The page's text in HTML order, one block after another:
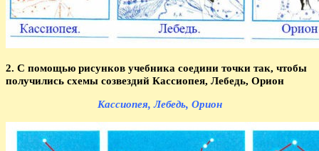
2. С помощью рисунков учебника соедини точки так, чтобы
получились схемы созвездий Кассиопея, Лебедь, Орион
Кассиопея, Лебедь, Орион